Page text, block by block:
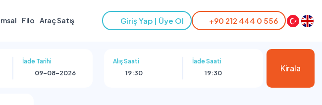
Filo Araç Satış Giriş Yap | Üye Ol +90 212 444 0 556
İade Tarihi Alış Saati
19:30
İade Saati
19:30 Kirala